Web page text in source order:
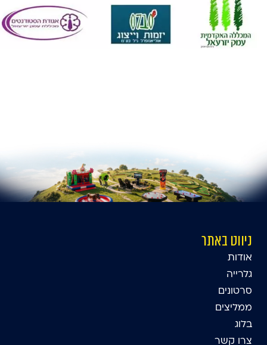
ניווט באתר
אודות
גלרייה
סרטונים
ממליצים
בלוג
צרו קשר